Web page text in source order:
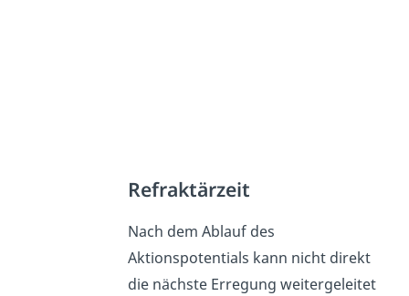
Refraktärzeit
Nach dem Ablauf des
Aktionspotentials kann nicht direkt
die nächste Erregung weitergeleitet